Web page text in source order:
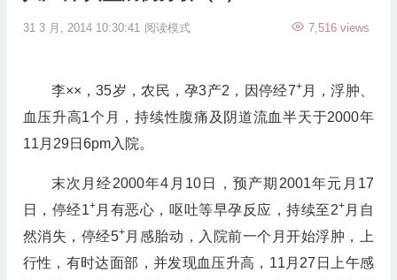
31 3 月, 2014 10:30:41 7,516 views
阅读模式
李××，35岁，农民，孕3产2，因停经7+月，浮肿、
血压升高1个月，持续性腹痛及阴道流血半天于2000年
11月29日6pm入院。
末次月经2000年4月10日，预产期2001年元月17
日，停经1+月有恶心，呕吐等早孕反应，持续至2+月自
然消失，停经5+月感胎动，入院前一个月开始浮肿，上
行性，有时达面部，并发现血压升高，11月27日上午感